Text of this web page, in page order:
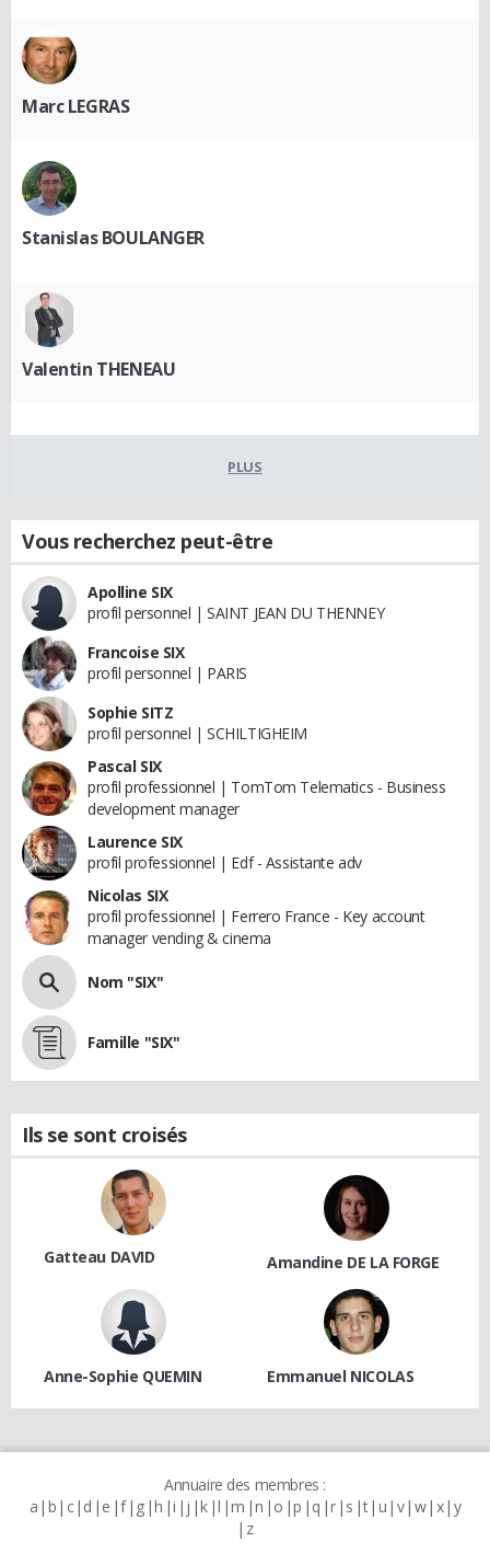
Marc LEGRAS
Stanislas BOULANGER
Valentin THENEAU
PLUS
Vous recherchez peut-être
Apolline SIX
profil personnel | SAINT JEAN DU THENNEY
Francoise SIX
profil personnel | PARIS
Sophie SITZ
profil personnel | SCHILTIGHEIM
Pascal SIX
profil professionnel | TomTom Telematics - Business
development manager
Laurence SIX
profil professionnel | Edf - Assistante adv
Nicolas SIX
profil professionnel | Ferrero France - Key account
manager vending & cinema
Nom "SIX"
Famille "SIX"
Ils se sont croisés
Gatteau DAVID Amandine DE LA FORGE
Anne-Sophie QUEMIN Emmanuel NICOLAS
Annuaire des membres :
a b c d e f g h i j k l m n o p q r s t u v w x y
z